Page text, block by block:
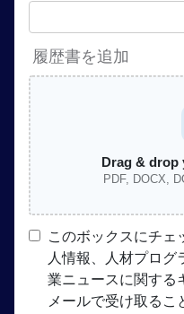
履歴書を追加
Drag & drop
PDF, DOCX,
このボックスにチェ
人情報、人材プログ
業ニュースに関する
メールで受け取る